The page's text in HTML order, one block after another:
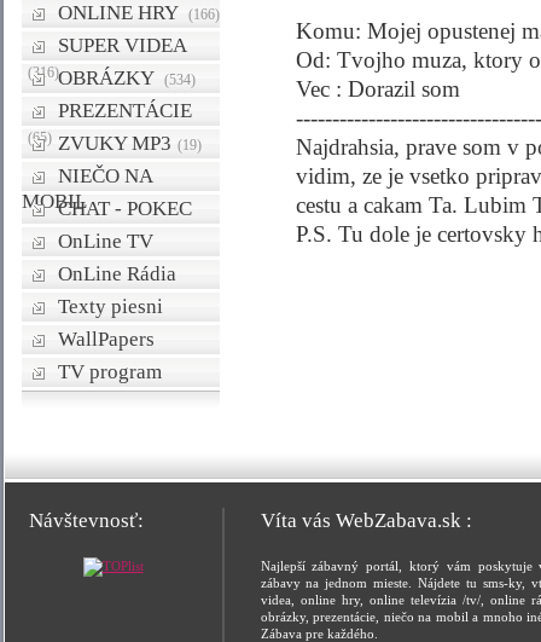
ONLINE HRY (166)
SUPER VIDEA
(316)OBRÁZKY (534)
PREZENTÁCIE
(65) ZVUKY MP3 (19)
NIEČO NA
MOBILCHAT - POKEC
OnLine TV
OnLine Rádia
Texty piesni
WallPapers
TV program
Komu: Mojej opustenej
Od: Tvojho muza, ktory
Vec : Dorazil som
Najdrahsia, prave som v
vidim, ze je vsetko
cestu a cakam Ta. Lubim
P.S. Tu dole je certovsky
Návštevnosť: Víta vás WebZabava.sk :
Najlepší zábavný portál, ktorý vám poskytuje
zábavy na jednom mieste. Nájdete tu sms-ky,
videa, online hry, online televízia /tv/, online
obrázky, prezentácie, niečo na mobil a mnoho
Zábava pre každého.